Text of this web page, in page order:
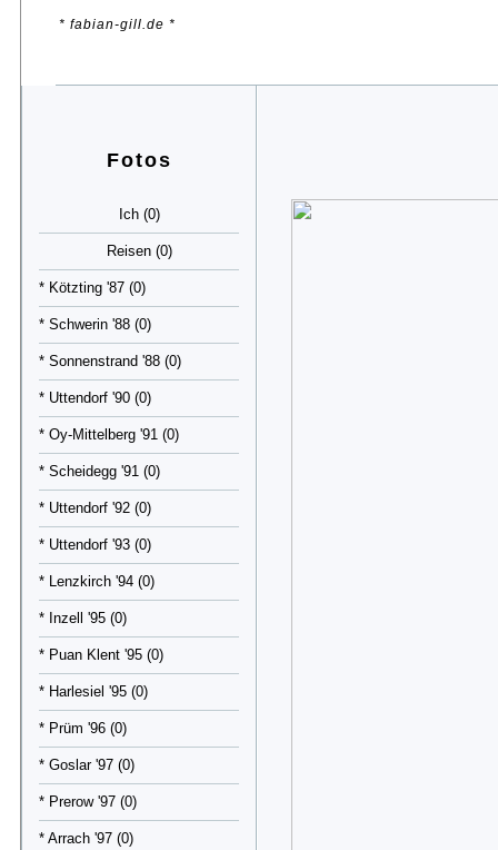
* fabian-gill.de *
Fotos
Ich (0)
Reisen (0)
* Kötzting '87 (0)
* Schwerin '88 (0)
* Sonnenstrand '88 (0)
* Uttendorf '90 (0)
* Oy-Mittelberg '91 (0)
* Scheidegg '91 (0)
* Uttendorf '92 (0)
* Uttendorf '93 (0)
* Lenzkirch '94 (0)
* Inzell '95 (0)
* Puan Klent '95 (0)
* Harlesiel '95 (0)
* Prüm '96 (0)
* Goslar '97 (0)
* Prerow '97 (0)
* Arrach '97 (0)